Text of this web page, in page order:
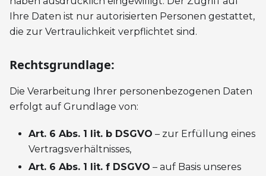
Ihre Daten ist nur autorisierten Personen gestattet,
die zur Vertraulichkeit verpflichtet sind.
Rechtsgrundlage:
Die Verarbeitung Ihrer personenbezogenen Daten
erfolgt auf Grundlage von:
Art. 6 Abs. 1 lit. b DSGVO – zur Erfüllung eines
Vertragsverhältnisses,
Art. 6 Abs. 1 lit. f DSGVO – auf Basis unseres